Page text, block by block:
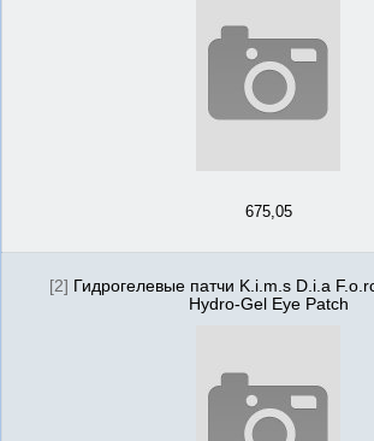
675,05
[2] Гидрогелевые патчи K.i.m.s D.i.a
Hydro-Gel Eye Patch